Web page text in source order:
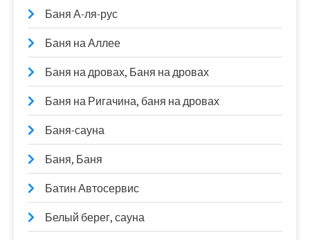
Баня А-ля-рус
Баня на Аллее
Баня на дровах, Баня на дровах
Баня на Ригачина, баня на дровах
Баня-сауна
Баня, Баня
Батин Автосервис
Белый берег, сауна